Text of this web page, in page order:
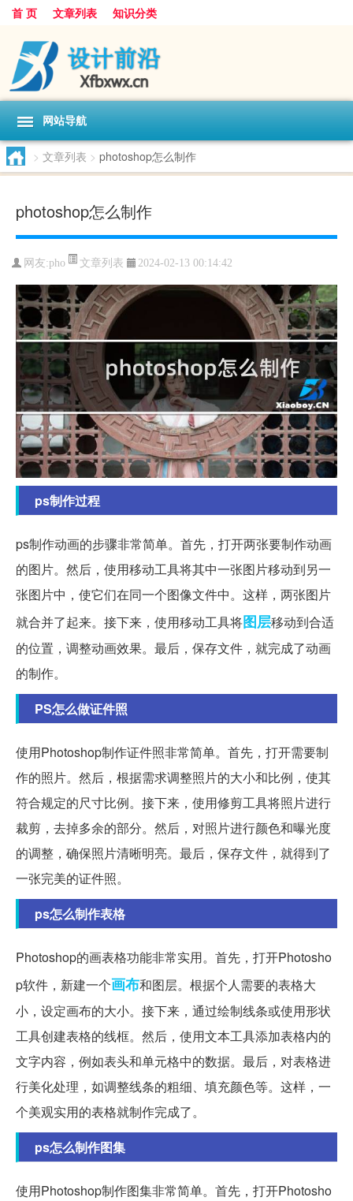
首 页 文章列表 知识分类
网站导航
> 文章列表 > photoshop怎么制作
photoshop怎么制作
网友:pho 文章列表 2024-02-13 00:14:42
ps制作过程
ps制作动画的步骤非常简单。首先，打开两张要制作动画
的图片。然后，使用移动工具将其中一张图片移动到另一
张图片中，使它们在同一个图像文件中。这样，两张图片
就合并了起来。接下来，使用移动工具将图层移动到合适
的位置，调整动画效果。最后，保存文件，就完成了动画
的制作。
PS怎么做证件照
使用Photoshop制作证件照非常简单。首先，打开需要制
作的照片。然后，根据需求调整照片的大小和比例，使其
符合规定的尺寸比例。接下来，使用修剪工具将照片进行
裁剪，去掉多余的部分。然后，对照片进行颜色和曝光度
的调整，确保照片清晰明亮。最后，保存文件，就得到了
一张完美的证件照。
ps怎么制作表格
Photoshop的画表格功能非常实用。首先，打开Photosho
p软件，新建一个画布和图层。根据个人需要的表格大
小，设定画布的大小。接下来，通过绘制线条或使用形状
工具创建表格的线框。然后，使用文本工具添加表格内的
文字内容，例如表头和单元格中的数据。最后，对表格进
行美化处理，如调整线条的粗细、填充颜色等。这样，一
个美观实用的表格就制作完成了。
ps怎么制作图集
使用Photoshop制作图集非常简单。首先，打开Photosho